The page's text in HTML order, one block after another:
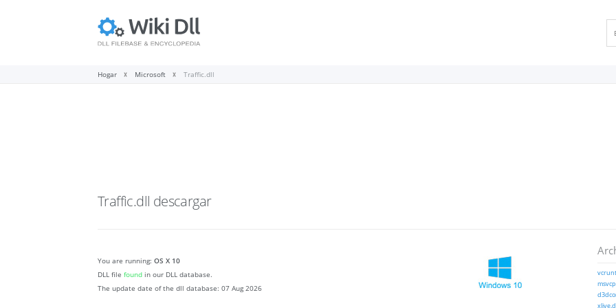
Hogar Microsoft Traffic.dll
Traffic.dll descargar
You are running: OS X 10
DLL file found in our DLL database.
The update date of the dll database: 07 Aug 2026